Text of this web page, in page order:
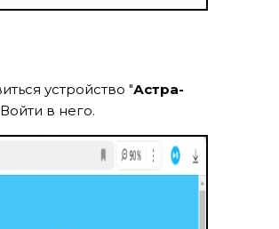
устройство "Астра-
в него.